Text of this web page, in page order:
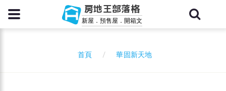
房地王部落格
新屋．預售屋．開箱文
首頁 華固新天地